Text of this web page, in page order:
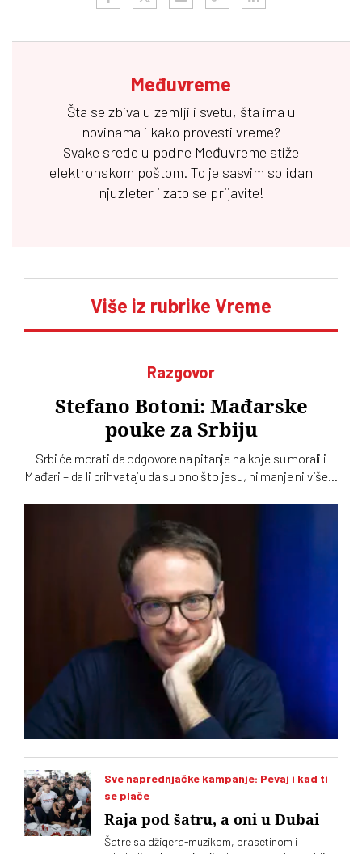
Međuvreme
Šta se zbiva u zemlji i svetu, šta ima u
novinama i kako provesti vreme?
Svake srede u podne Međuvreme stiže
elektronskom poštom. To je sasvim solidan
njuzleter i zato se prijavite!
Više iz rubrike Vreme
Razgovor
Stefano Botoni: Mađarske
pouke za Srbiju
Srbi će morati da odgovore na pitanje na koje su morali i
Mađari – da li prihvataju da su ono što jesu, ni manje ni više…
Mađarskoj
Sve naprednjačke kampanje: Pevaj i kad ti
se plače
Raja pod šatru, a oni u Dubai
Šatre sa džigera-muzikom, prasetinom i